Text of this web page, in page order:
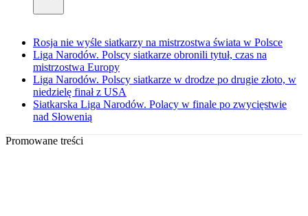
Rosja nie wyśle siatkarzy na mistrzostwa świata w Polsce
Liga Narodów. Polscy siatkarze obronili tytuł, czas na
mistrzostwa Europy
Liga Narodów. Polscy siatkarze w drodze po drugie złoto, w
niedzielę finał z USA
Siatkarska Liga Narodów. Polacy w finale po zwycięstwie
nad Słowenią
Promowane treści